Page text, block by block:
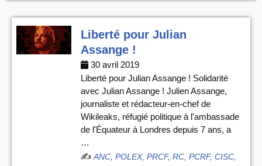
Liberté pour Julian
Assange !
30 avril 2019
Liberté pour Julian Assange ! Solidarité
avec Julian Assange ! Julien Assange,
journaliste et rédacteur-en-chef de
Wikileaks, réfugié politique à l'ambassade
de l'Équateur à Londres depuis 7 ans, a
…
✍️ ANC, POLEX, PRCF, RC, PCRF, CISC,